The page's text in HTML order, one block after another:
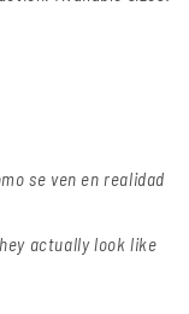
se ven en realidad
actually look like